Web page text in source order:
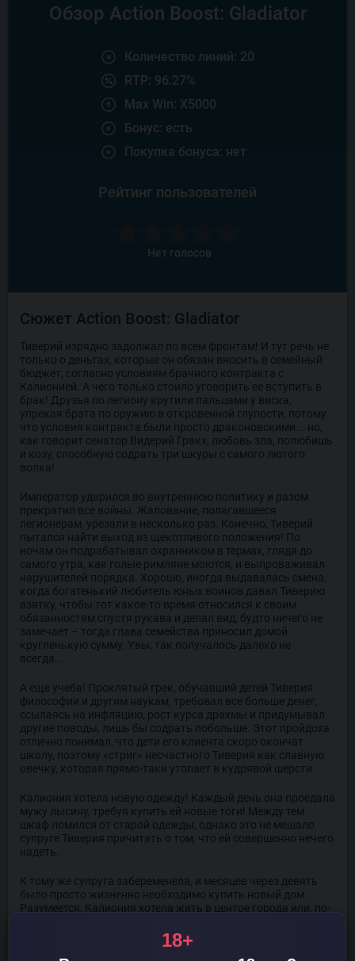
Обзор Action Boost: Gladiator
Количество линий: 20
RTP: 96.27%
Max Win: X5000
Бонус: есть
Покупка бонуса: нет
Рейтинг пользователей
Нет голосов
Сюжет Action Boost: Gladiator
Тиверий изрядно задолжал по всем фронтам! И тут речь не
только о деньгах, которые он обязан вносить в семейный
бюджет, согласно условиям брачного контракта с
Калионией. А чего только стоило уговорить ее вступить в
брак! Друзья по легиону крутили пальцами у виска,
упрекая брата по оружию в откровенной глупости, потому
что условия контракта были просто драконовскими... но,
как говорит сенатор Видерий Гракх, любовь зла, полюбишь
и козу, способную содрать три шкуры с самого лютого
волка!
Император ударился во внутреннюю политику и разом
прекратил все войны. Жалование, полагавшееся
легионерам, урезали в несколько раз. Конечно, Тиверий
пытался найти выход из щекотливого положения! По
ночам он подрабатывал охранником в термах, глядя до
самого утра, как голые римляне моются, и выпроваживал
нарушителей порядка. Хорошо, иногда выдавалась смена,
когда богатенький любитель юных воинов давал Тиверию
взятку, чтобы тот какое-то время относился к своим
обязанностям спустя рукава и делал вид, будто ничего не
замечает – тогда глава семейства приносил домой
кругленькую сумму. Увы, так получалось далеко не
всегда...
А еще учеба! Проклятый грек, обучавший детей Тиверия
философии и другим наукам, требовал все больше денег,
ссылаясь на инфляцию, рост курса драхмы и придумывал
другие поводы, лишь бы содрать побольше. Этот пройдоха
отлично понимал, что дети его клиента скоро окончат
школу, поэтому «стриг» несчастного Тиверия как славную
овечку, которая прямо-таки утопает в кудрявой шерсти.
Калиония хотела новую одежду! Каждый день она проедала
мужу лысину, требуя купить ей новые тоги! Между тем
шкаф ломился от старой одежды, однако это не мешало
супруге Тиверия причитать о том, что ей совершенно нечего
надеть.
К тому же супруга забеременела, и месяцев через девять
было просто жизненно необходимо купить новый дом.
Разумеется, Калиония хотела жить в центре города или, по-
сердцу общественной жизни. Конечно, переезд в трущобы
помог бы решить проблему с жильем, но, согласно
18+